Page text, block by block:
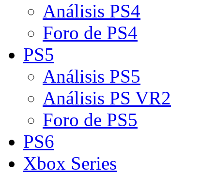
Análisis PS4
Foro de PS4
PS5
Análisis PS5
Análisis PS VR2
Foro de PS5
PS6
Xbox Series